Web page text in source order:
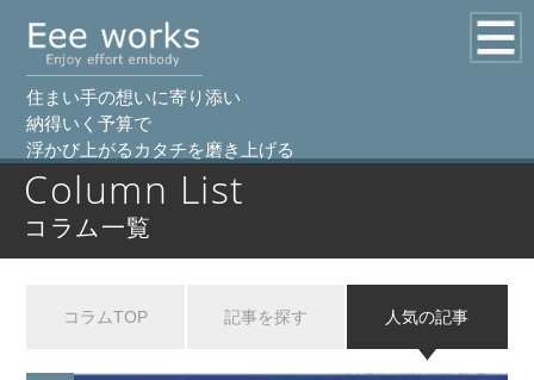
住まい手の想いに寄り添い
納得いく予算で
浮かび上がるカタチを磨き上げる
Column List
コラム一覧
コラムTOP 記事を探す 人気の記事